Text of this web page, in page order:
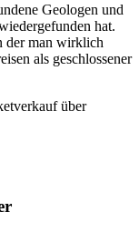
Geologen und
hat.
der man wirklich
als geschlossener
über